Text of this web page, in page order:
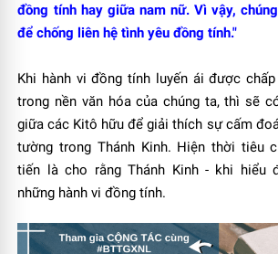
đồng tính hay giữa nam nữ. Vì vậy,
để chống liên hệ tình yêu đồng tính."
Khi hành vi đồng tính luyến ái được
trong nền văn hóa của chúng ta, thì sẽ
giữa các Kitô hữu để giải thích sự cấm
tường trong Thánh Kinh. Hiện thời tiêu
tiến là cho rằng Thánh Kinh - khi hiểu
những hành vi đồng tính.